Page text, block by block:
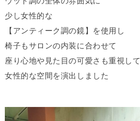
少し女性的な
【アンティーク調の鏡】を使用し
椅子もサロンの内装に合わせて
座り心地や見た目の可愛さも重視して
女性的な空間を演出しました